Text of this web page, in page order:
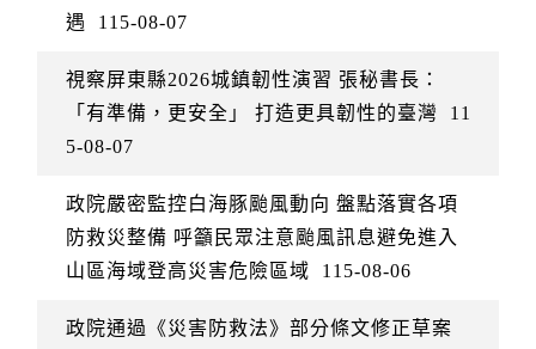
遇
115-08-07
視察屏東縣2026城鎮韌性演習 張秘書長：
「有準備，更安全」 打造更具韌性的臺灣
11
5-08-07
政院嚴密監控白海豚颱風動向 盤點落實各項
防救災整備 呼籲民眾注意颱風訊息避免進入
山區海域登高災害危險區域
115-08-06
政院通過《災害防救法》部分條文修正草案